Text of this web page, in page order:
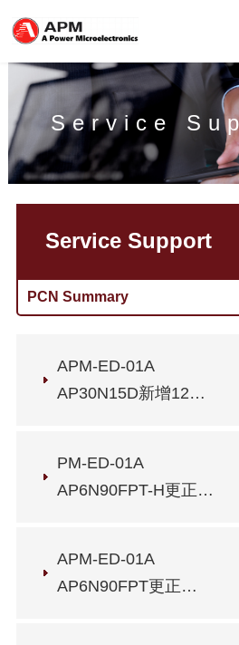
Service
Service Support
PCN Summary
APM-ED-01A
AP30N15D新增12寸
PM-ED-01A
AP6N90FPT-H更正
APM-ED-01A
AP6N90FPT更正